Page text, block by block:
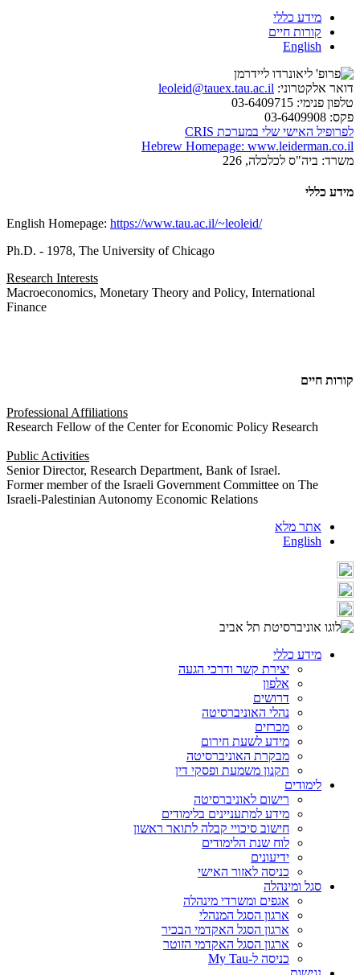
מידע כללי
קורות חיים
English
דואר אלקטרוני: leoleid@tauex.tau.ac.il
טלפון פנימי:
פקס:
לפרופיל האישי שלי במערכת CRIS
Hebrew Homepage: www.leiderman.co.il
משרד: ביה"ס לכלכלה, 226
מידע כללי
English Homepage: https://www.tau.ac.il/~leoleid/
Ph.D. - 1978, The University of Chicago
Research Interests
Macroeconomics, Monetary Theory and Policy, International
Finance
קורות חיים
Professional Affiliations
Research Fellow of the Center for Economic Policy Research
Public Activities
Senior Director, Research Department, Bank of Israel.
Former member of the Israeli Government Committee on The
Israeli-Palestinian Autonomy Economic Relations
אתר מלא
English
מידע כללי
יצירת קשר ודרכי הגעה
אלפון
דרושים
נהלי האוניברסיטה
מכרזים
מידע לשעת חירום
מבקרת האוניברסיטה
תקנון משמעת ופסקי דין
לימודים
רישום לאוניברסיטה
מידע למתעניינים בלימודים
חישוב סיכויי קבלה לתואר ראשון
לוח שנת הלימודים
ידיעונים
כניסה לאזור האישי
סגל ומינהלה
אגפים ומשרדי מינהלה
ארגון הסגל המנהלי
ארגון הסגל האקדמי הבכיר
ארגון הסגל האקדמי הזוטר
כניסה ל-My Tau